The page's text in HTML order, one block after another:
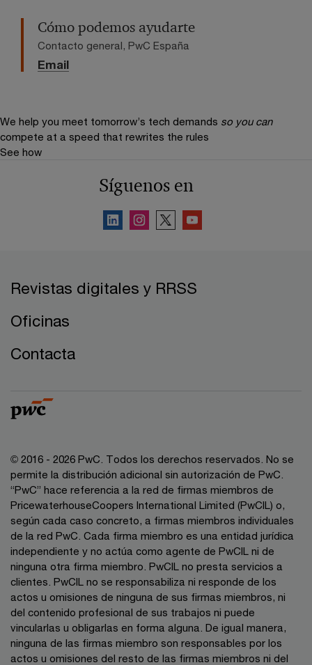
Cómo podemos ayudarte
Contacto general, PwC España
Email
We help you meet tomorrow’s tech demands so you can
compete at a speed that rewrites the rules
See how
Síguenos en
Revistas digitales y RRSS
Oficinas
Contacta
© 2016 - 2026 PwC. Todos los derechos reservados. No se
permite la distribución adicional sin autorización de PwC.
“PwC” hace referencia a la red de firmas miembros de
PricewaterhouseCoopers International Limited (PwCIL) o,
según cada caso concreto, a firmas miembros individuales
de la red PwC. Cada firma miembro es una entidad jurídica
independiente y no actúa como agente de PwCIL ni de
ninguna otra firma miembro. PwCIL no presta servicios a
clientes. PwCIL no se responsabiliza ni responde de los
actos u omisiones de ninguna de sus firmas miembros, ni
del contenido profesional de sus trabajos ni puede
vincularlas u obligarlas en forma alguna. De igual manera,
ninguna de las firmas miembro son responsables por los
actos u omisiones del resto de las firmas miembros ni del